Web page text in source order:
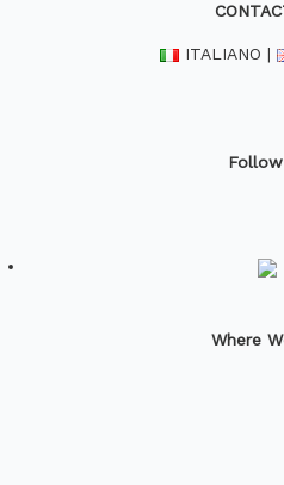
ITALIANO |
Follow
Where